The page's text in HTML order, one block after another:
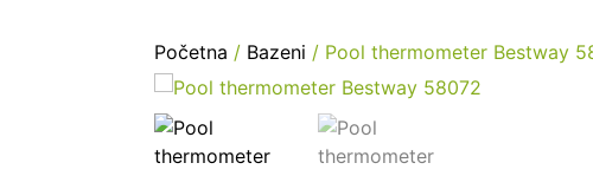
Početna / Bazeni / Pool thermometer Bestway